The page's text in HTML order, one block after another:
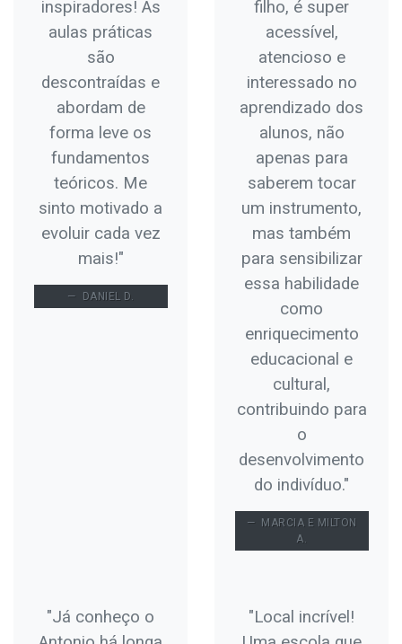
inspiradores! As
aulas práticas
são
descontraídas e
abordam de
forma leve os
fundamentos
teóricos. Me
sinto motivado a
evoluir cada vez
mais!"
DANIEL D.
filho, é super
acessível,
atencioso e
interessado no
aprendizado dos
alunos, não
apenas para
saberem tocar
um instrumento,
mas também
para sensibilizar
essa habilidade
como
enriquecimento
educacional e
cultural,
contribuindo para
o
desenvolvimento
do indivíduo."
MARCIA E MILTON
A.
"Já conheço o
"Local incrível!